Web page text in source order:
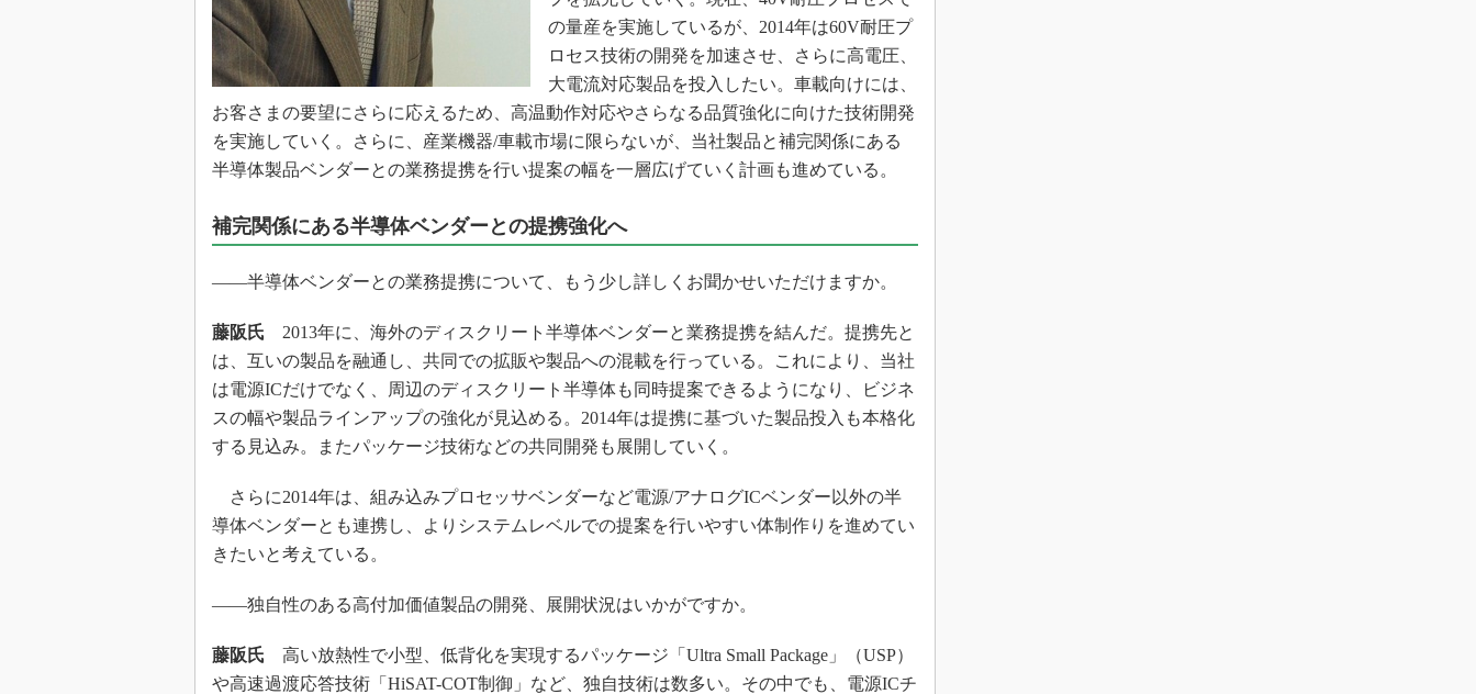
の量産を実施しているが、2014年は60V耐圧プ
ロセス技術の開発を加速させ、さらに高電圧、
大電流対応製品を投入したい。車載向けには、
お客さまの要望にさらに応えるため、高温動作対応やさらなる品質強化に向けた技術開発
を実施していく。さらに、産業機器/車載市場に限らないが、当社製品と補完関係にある
半導体製品ベンダーとの業務提携を行い提案の幅を一層広げていく計画も進めている。
補完関係にある半導体ベンダーとの提携強化へ
――半導体ベンダーとの業務提携について、もう少し詳しくお聞かせいただけますか。
藤阪氏 2013年に、海外のディスクリート半導体ベンダーと業務提携を結んだ。提携先と
は、互いの製品を融通し、共同での拡販や製品への混載を行っている。これにより、当社
は電源ICだけでなく、周辺のディスクリート半導体も同時提案できるようになり、ビジネ
スの幅や製品ラインアップの強化が見込める。2014年は提携に基づいた製品投入も本格化
する見込み。またパッケージ技術などの共同開発も展開していく。
さらに2014年は、組み込みプロセッサベンダーなど電源/アナログICベンダー以外の半
導体ベンダーとも連携し、よりシステムレベルでの提案を行いやすい体制作りを進めてい
きたいと考えている。
――独自性のある高付加価値製品の開発、展開状況はいかがですか。
藤阪氏 高い放熱性で小型、低背化を実現するパッケージ「Ultra Small Package」（USP）
や高速過渡応答技術「HiSAT-COT制御」など、独自技術は数多い。その中でも、電源ICチ